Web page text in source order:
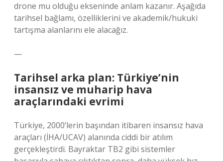
drone mu olduğu ekseninde anlam kazanır. Aşağıda
tarihsel bağlamı, özelliklerini ve akademik/hukuki
tartışma alanlarını ele alacağız.
—
Tarihsel arka plan: Türkiye’nin
insansız ve muharip hava
araçlarındaki evrimi
Türkiye, 2000’lerin başından itibaren insansız hava
araçları (İHA/UCAV) alanında ciddi bir atılım
gerçekleştirdi. Bayraktar TB2 gibi sistemler